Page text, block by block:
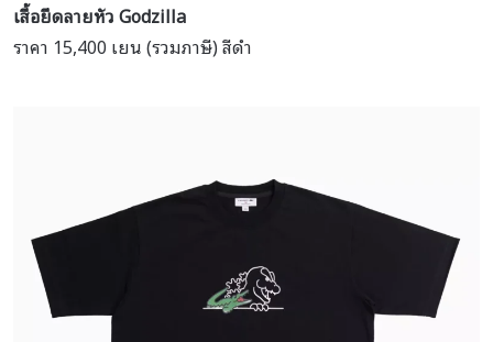
เสื้อยืดลายหัวGodzilla
ราคา 15,400 เยน (รวมภาษี) สีดำ